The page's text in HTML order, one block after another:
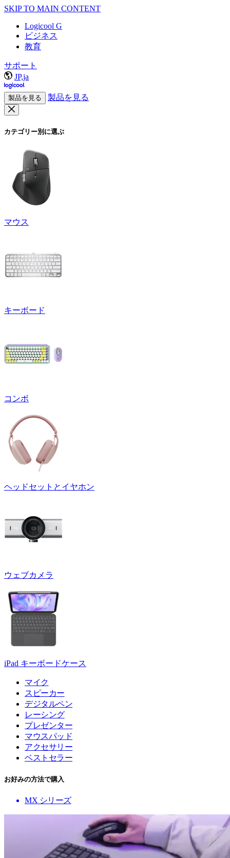
SKIP TO MAIN CONTENT
Logicool G
ビジネス
教育
サポート
JP,ja
製品を見る 製品を見る
カテゴリー別に選ぶ
マウス
キーボード
コンボ
ヘッドセットとイヤホン
ウェブカメラ
iPad キーボードケース
マイク
スピーカー
デジタルペン
レーシング
プレゼンター
マウスパッド
アクセサリー
ベストセラー
お好みの方法で購入
MX シリーズ